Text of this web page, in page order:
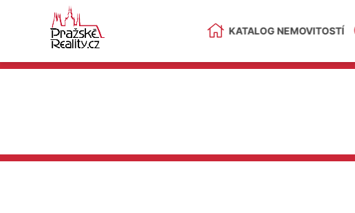
KATALOG NEMOVITOSTÍ